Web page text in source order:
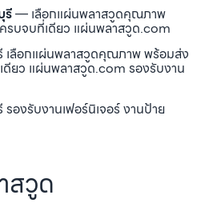
รี— เลือกแผ่นพลาสวูดคุณภาพ
รบจบที่เดียว แผ่นพลาสวูด.com
เลือกแผ่นพลาสวูดคุณภาพ พร้อมส่ง
ดียว แผ่นพลาสวูด.com รองรับงาน
องรับงานเฟอร์นิเจอร์ งานป้าย
สวูด